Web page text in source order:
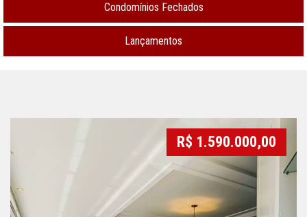
Condomínios Fechados
Lançamentos
R$ 1.590.000,00